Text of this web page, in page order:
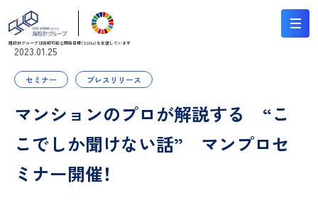
翔設計グループは持続可能な開発目標（SDGs）を支援しています
2023.01.25
マンションのプロが解説する “こ
こでしか聞けない話” マンプロセ
ミナー開催！
セミナー プレスリリース